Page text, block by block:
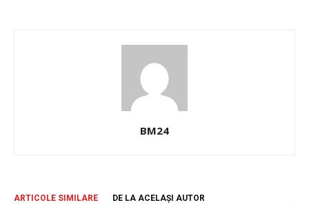
BM24
ARTICOLE SIMILARE DE LA ACELAȘI AUTOR